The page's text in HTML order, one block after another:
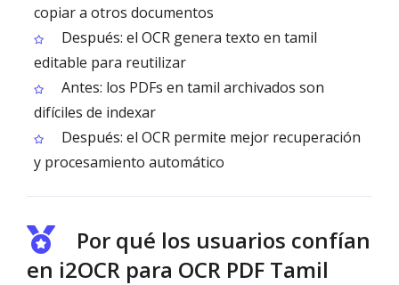
copiar a otros documentos
Después: el OCR genera texto en tamil
editable para reutilizar
Antes: los PDFs en tamil archivados son
difíciles de indexar
Después: el OCR permite mejor recuperación
y procesamiento automático
Por qué los usuarios confían
en i2OCR para OCR PDF Tamil